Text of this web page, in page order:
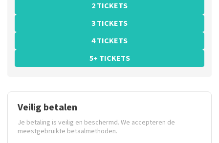
2 TICKETS
3 TICKETS
4 TICKETS
5+ TICKETS
Veilig betalen
Je betaling is veilig en beschermd. We accepteren de
meestgebruikte betaalmethoden.